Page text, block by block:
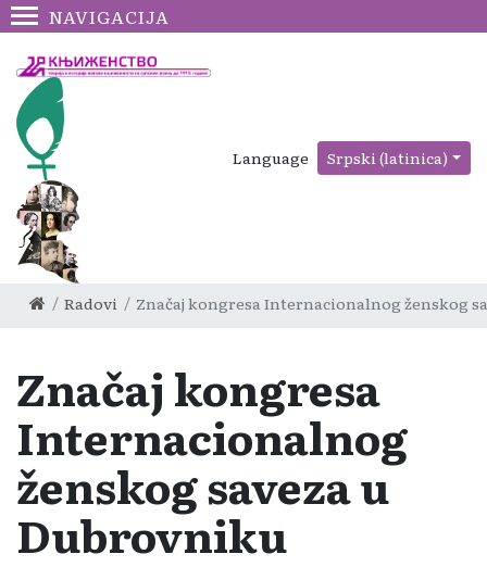
NAVIGACIJA
Language Srpski (latinica)
Radovi Značaj kongresa Internacionalnog ženskog
Značaj kongresa
Internacionalnog
ženskog saveza u
Dubrovniku